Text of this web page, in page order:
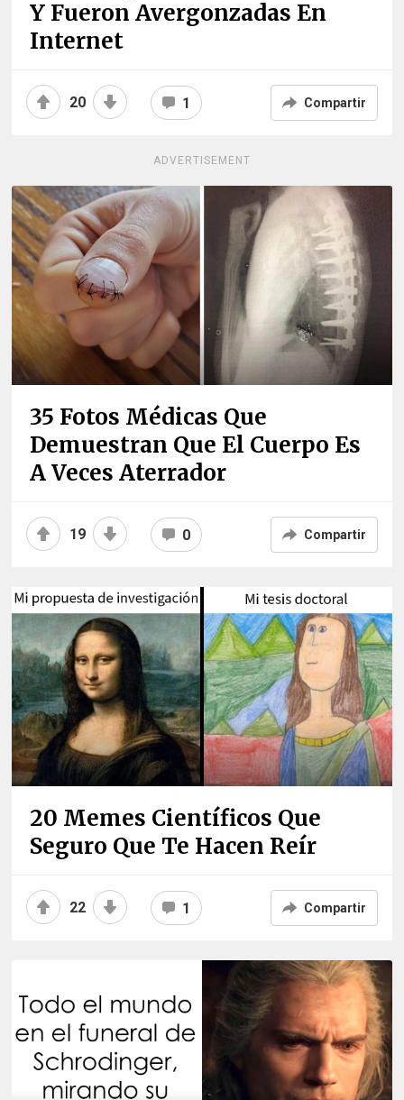
Y Fueron Avergonzadas En
Internet
20 1 Compartir
ADVERTISEMENT
35 Fotos Médicas Que
Demuestran Que El Cuerpo Es
A Veces Aterrador
19 0 Compartir
20 Memes Científicos Que
Seguro Que Te Hacen Reír
22 1 Compartir